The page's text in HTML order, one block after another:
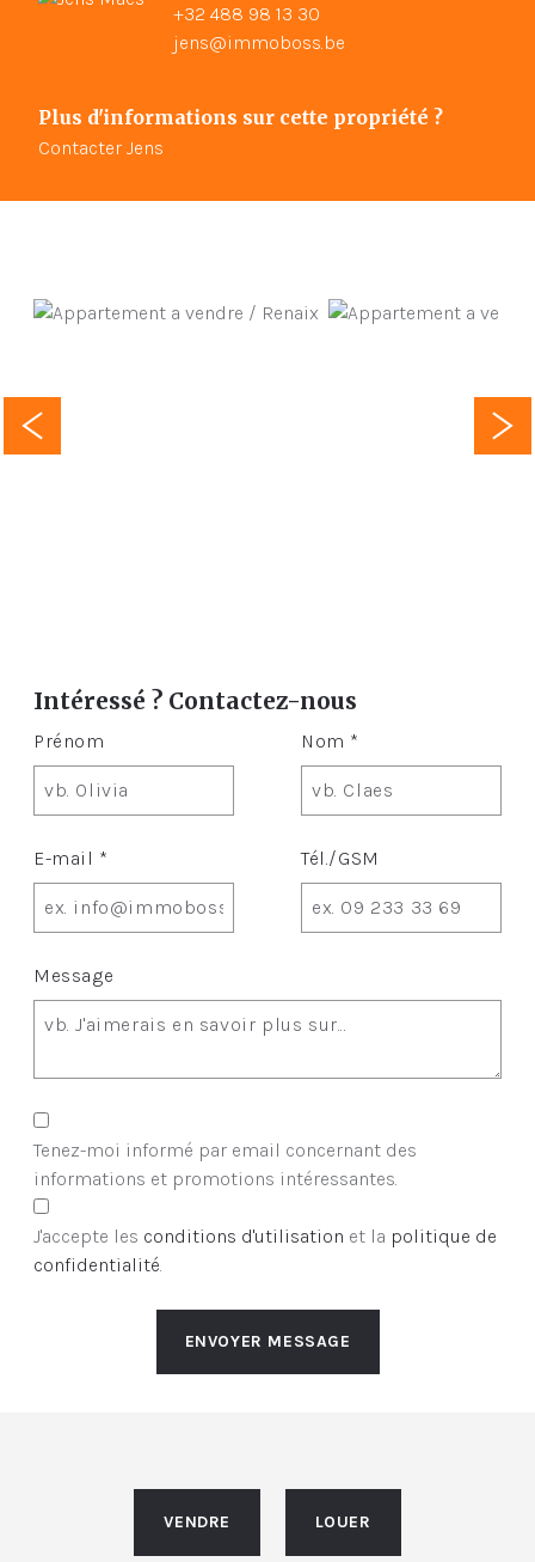
+32 488 98 13 30
jens@immoboss.be
Plus d'informations sur cette propriété ?
Contacter Jens
Intéressé ? Contactez-nous
Prénom Nom *
E-mail * Tél./GSM
Message
Tenez-moi informé par email concernant des
informations et promotions intéressantes.
J'accepte les conditions d'utilisation et la politique de
confidentialité
ENVOYER MESSAGE
VENDRE LOUER